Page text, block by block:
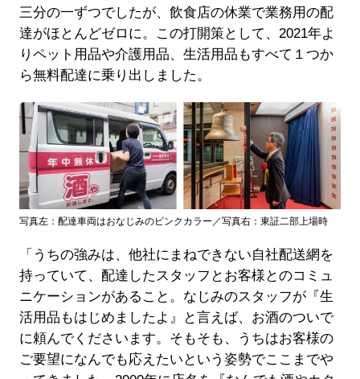
三分の一ずつでしたが、飲食店の休業で業務用の配
達がほとんどゼロに。この打開策として、2021年よ
りペット用品や介護用品、生活用品もすべて１つか
ら無料配達に乗り出しました。
写真左：配達車両はおなじみのピンクカラー／写真右：東証二部上場時
「うちの強みは、他社にまねできない自社配送網を
持っていて、配達したスタッフとお客様とのコミュ
ニケーションがあること。なじみのスタッフが『生
活用品もはじめましたよ』と言えば、お酒のついで
に頼んでくださいます。そもそも、うちはお客様の
ご要望になんでも応えたいという姿勢でここまでや